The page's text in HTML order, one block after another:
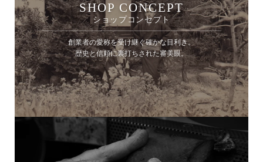
SHOP CONCEPT
ショップコンセプト
創業者の愛称を受け継ぐ確かな目利き。
歴史と信頼に裏打ちされた審美眼。